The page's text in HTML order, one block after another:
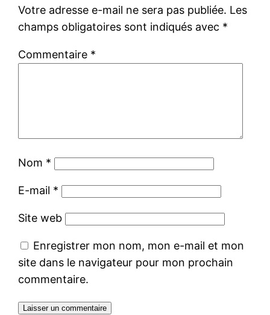
Votre adresse e-mail ne sera pas publiée. Les
champs obligatoires sont indiqués avec *
Commentaire *
Nom *
E-mail *
Site web
Enregistrer mon nom, mon e-mail et mon
site dans le navigateur pour mon prochain
commentaire.